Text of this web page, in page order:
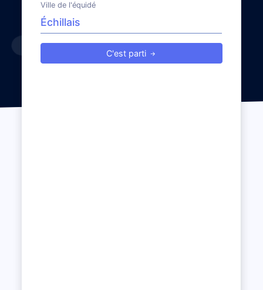
Ville de l'équidé
C'est parti